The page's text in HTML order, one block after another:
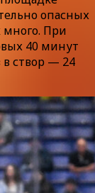
опасных
много. При
40 минут
в створ — 24